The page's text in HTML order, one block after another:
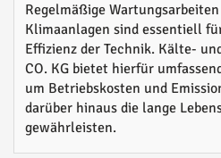
Regelmäßige
Klimaanlagen sind essentiell
Effizienz der Technik. Kälte-
CO. KG bietet hierfür
um Betriebskosten und
darüber hinaus die lange
gewährleisten.